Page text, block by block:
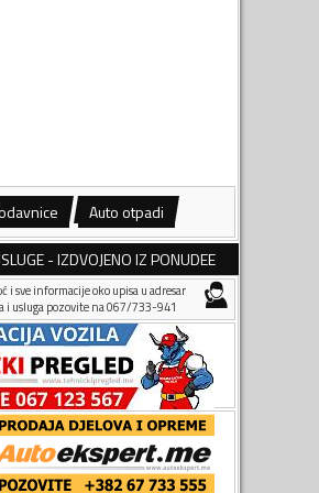
Auto otpadi
- IZDVOJENO IZ PONUDEE
i sve informacije oko upisa u adresar
i usluga pozovite na 067/733-941